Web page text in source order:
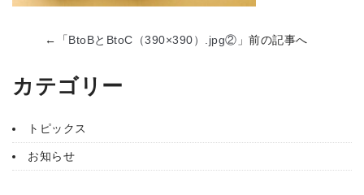
←「BtoBとBtoC（390×390）.jpg② 」前の記事へ
カテゴリー
トピックス
お知らせ